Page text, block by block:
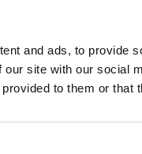
and ads, to provide
site with our social
to them or